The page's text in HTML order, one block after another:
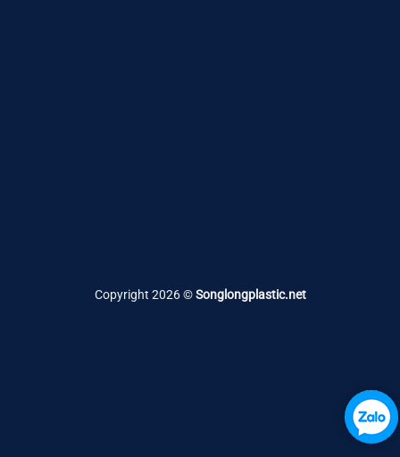
Copyright 2026 ©Songlongplastic.net